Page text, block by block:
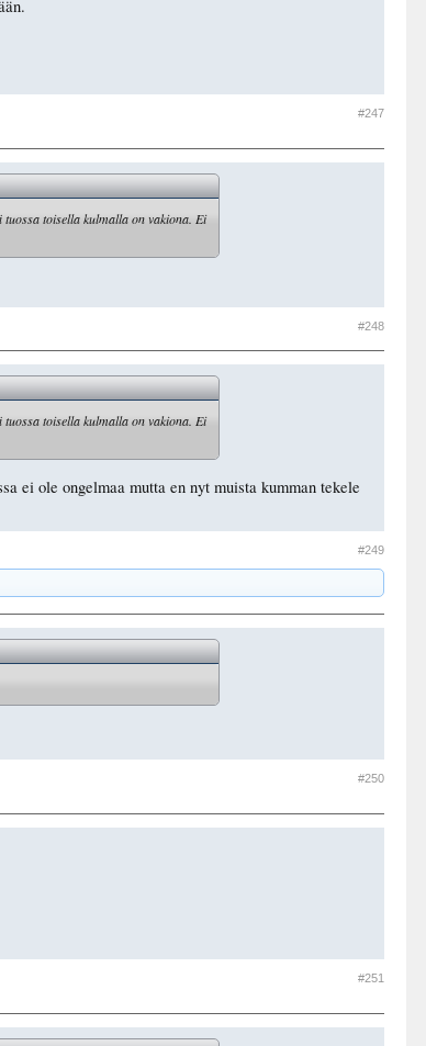
#247
tuossa toisella kulmalla on vakiona. Ei
#248
tuossa toisella kulmalla on vakiona. Ei
ei ole ongelmaa mutta en nyt muista kumman tekele
#249
#250
#251